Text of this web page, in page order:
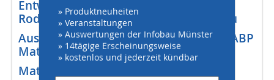
Entwurf und Genehmigungsplanung:
Rodgau-Planungs-Team GmbH, Rodgau
Ausführungsplanung und Bauleitung: ABP
Matthias Bauer GmbH, Hanau
Material: Unika Kalksandstein
» Produktneuheiten
» Veranstaltungen
» Auswertungen der Infobau Münster
» 14tägige Erscheinungsweise
» kostenlos und jederzeit kündbar